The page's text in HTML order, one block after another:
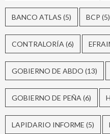
BANCO ATLAS (5) BCP (5)
CONTRALORÍA (6)
GOBIERNO DE ABDO (13)
GOBIERNO DE PEÑA (6)
LAPIDARIO INFORME (5)